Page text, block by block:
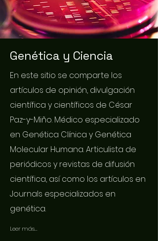
Genética y Ciencia
En este sitio se comparte los
artículos de opinión, divulgación
científica y científicos de César
Paz-y-Miño. Médico especializado
en Genética Clínica y Genética
Molecular Humana. Articulista de
periódicos y revistas de difusión
científica, así como los artículos en
Journals especializados en
genética.
Leer más...